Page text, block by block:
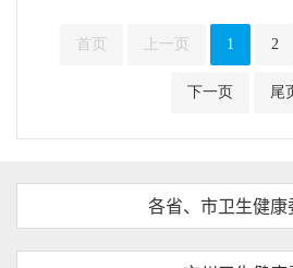
首页 上一页 1 2
下一页 尾
各省、市卫生健康